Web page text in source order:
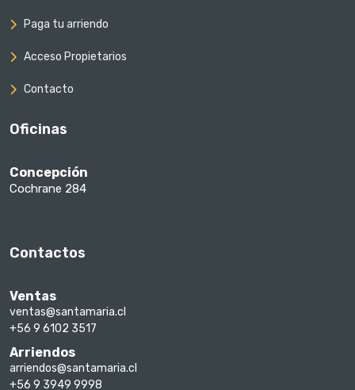
Paga tu arriendo
Acceso Propietarios
Contacto
Oficinas
Concepción
Cochrane 284
Contactos
Ventas
ventas@santamaria.cl
+56 9 6102 3517
Arriendos
arriendos@santamaria.cl
+56 9 3949 9998